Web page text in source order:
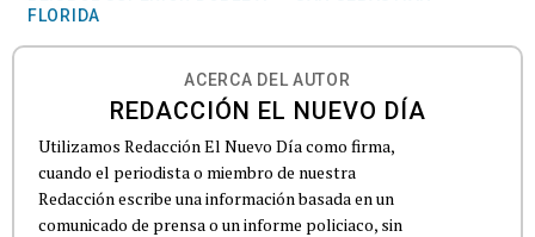
FLORIDA
ACERCA DEL AUTOR
REDACCIÓN EL NUEVO DÍA
Utilizamos Redacción El Nuevo Día como firma,
cuando el periodista o miembro de nuestra
Redacción escribe una información basada en un
comunicado de prensa o un informe policiaco, sin